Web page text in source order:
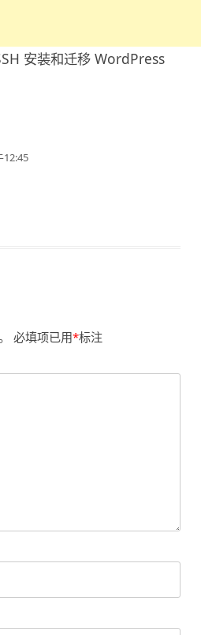
安装和迁移 WordPress
12:45
必填项已用*标注